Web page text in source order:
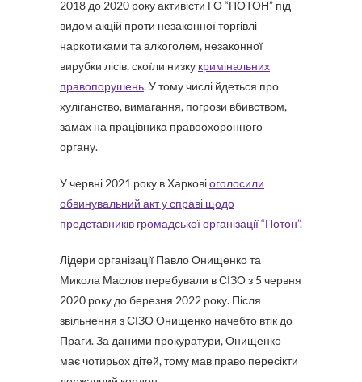
2018 до 2020 року активісти ГО “ПОТОН” під
видом акцій проти незаконної торгівлі
наркотиками та алкоголем, незаконної
вирубки лісів, скоїли низку кримінальних
правопорушень. У тому числі йдеться про
хуліганство, вимагання, погрози вбивством,
замах на працівника правоохоронного
органу.
У червні 2021 року в Харковіоголосили
обвинувальний акт у справі щодо
представників громадської організації “Потон”.
Лідери організації Павло Онищенко та
Микола Маслов перебували в СІЗО з 5 червня
2020 року до березня 2022 року. Після
звільнення з СІЗО Онищенко начебто втік до
Праги. За даними прокуратури, Онищенко
має чотирьох дітей, тому мав право пересікти